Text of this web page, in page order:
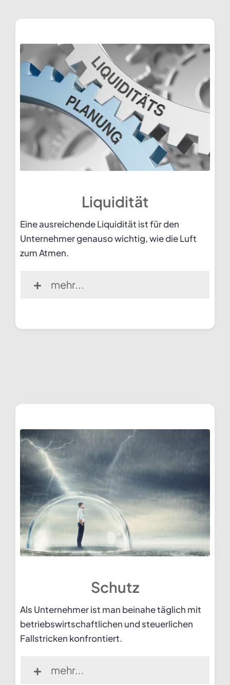
Liquidität
Eine ausreichende Liquidität ist für den
Unternehmer genauso wichtig, wie die Luft
zum Atmen.
mehr...
Schutz
Als Unternehmer ist man beinahe täglich mit
betriebswirtschaftlichen und steuerlichen
Fallstricken konfrontiert.
mehr...